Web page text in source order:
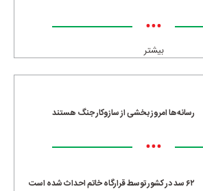
•••
بیشتر
رسانه‌ها امروز بخشی از سازوکار جنگ هستند
•••
۶۲ سد در کشور توسط قرارگاه خاتم احداث شده است